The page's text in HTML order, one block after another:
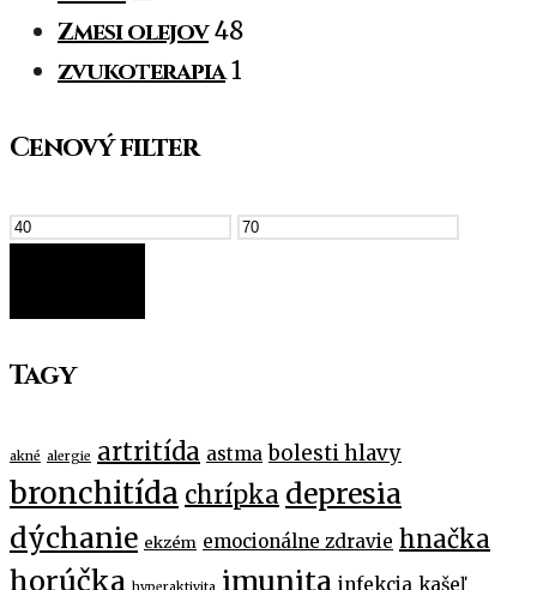
Zmesi olejov 48
zvukoterapia 1
Cenový filter
Tagy
akné alergie artritída astma bolesti hlavy
bronchitída chrípka depresia
dýchanie ekzém emocionálne zdravie hnačka
horúčka hyperaktivita imunita infekcia kašeľ